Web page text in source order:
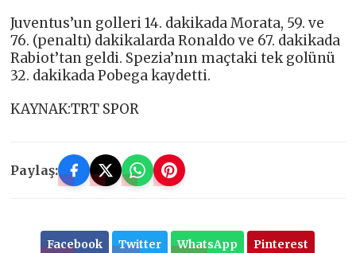
Juventus’un golleri 14. dakikada Morata, 59. ve
76. (penaltı) dakikalarda Ronaldo ve 67. dakikada
Rabiot’tan geldi. Spezia’nın maçtaki tek golünü
32. dakikada Pobega kaydetti.
KAYNAK:TRT SPOR
Paylaş:
Facebook Twitter WhatsApp Pinterest